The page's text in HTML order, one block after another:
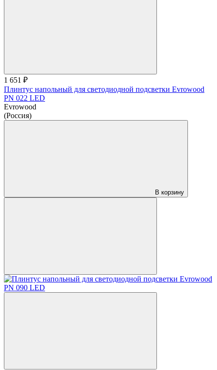
1 651 ₽
Плинтус напольный для светодиодной подсветки Evrowood
PN 022 LED
Evrowood
(Россия)
В корзину